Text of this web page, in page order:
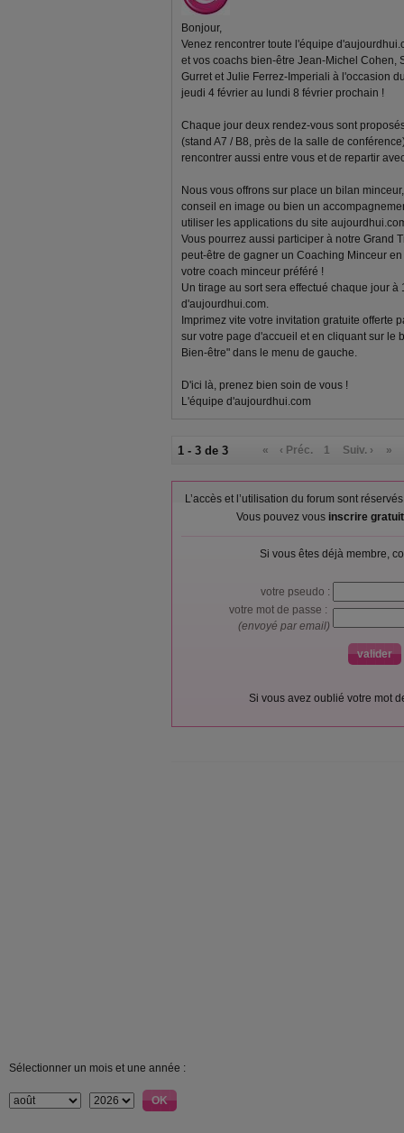
Bonjour,
Venez rencontrer toute l'équipe
et vos coachs bien-être Jean-Michel Cohen,
Gurret et Julie Ferrez-Imperiali à l'occasion
jeudi 4 février au lundi 8 février prochain !
Chaque jour deux rendez-vous sont
(stand A7 / B8, près de la salle de
rencontrer aussi entre vous et de repartir
Nous vous offrons sur place un bilan
conseil en image ou bien un
utiliser les applications du site
Vous pourrez aussi participer à notre Grand
peut-être de gagner un Coaching Minceur
votre coach minceur préféré !
Un tirage au sort sera effectué chaque jour à
d'aujourdhui.com.
Imprimez vite votre invitation gratuite offerte
sur votre page d'accueil et en cliquant sur le
Bien-être" dans le menu de gauche.
D'ici là, prenez bien soin de vous !
L'équipe d'aujourdhui.com
1 - 3 de 3 « ‹ Préc. 1 Suiv. › »
L’accès et l’utilisation du forum sont
Vous pouvez vous inscrire
Si vous êtes déjà membre,
votre pseudo :
votre mot de passe :
(envoyé par email)
Si vous avez oublié votre mot
Sélectionner un mois et une année :